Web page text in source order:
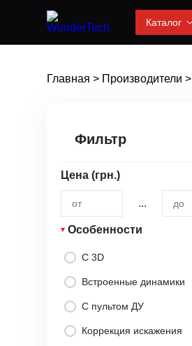
Каталог
Главная > Производители >
Фильтр
Цена (грн.)
...
Особенности
С 3D
Встроенные динамики
С пультом ДУ
Коррекция искажения